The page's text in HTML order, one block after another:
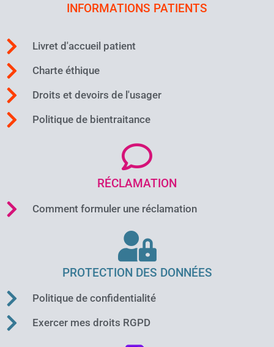
INFORMATIONS PATIENTS
Livret d'accueil patient
Charte éthique
Droits et devoirs de l'usager
Politique de bientraitance
RÉCLAMATION
Comment formuler une réclamation
PROTECTION DES DONNÉES
Politique de confidentialité
Exercer mes droits RGPD